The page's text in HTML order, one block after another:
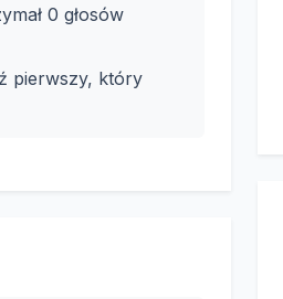
0 głosów
pierwszy, który